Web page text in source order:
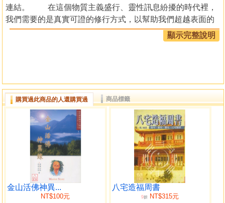
連結。 在這個物質主義盛行、靈性訊息紛擾的時代裡，
我們需要的是真實可證的修行方式，以幫助我們超越表面的
追求，活出源自生命最深處的屬靈啟悟。本書從清晰立論與
嚴謹實修的雙重角度，為你揭示： －我等一介凡夫也有
是否真的存在？我們該如何去感知祂？ －魔鬼的試煉何
時以及如何出現的？對治的方式是什麼？ 修行是生命中
最困難也最不可或缺的內在工作，任何世俗成就在永恆自性
的聖光之下皆是虛妄。人無需華麗的宗教儀式或仰賴外在權
威，只要透過每日固定且持續的內在探索，最終都能活出終
極實相的一體性。 本書特色 ★實修證悟者保羅．布倫頓
以畢生體悟，說明靈性修行如何實踐與前行。 ★堪稱所
有靈性探索者的百科全書——無論是初學者，或是在修行途
中山窮水盡之人，都能獲得啟發。 ★譯文乙太能流順
暢，用字精煉老辣，讀來振聾發聵，引發海嘯般的強烈靈性
顯示完整說明
購買過此商品的人還購買過 商品標籤
金山活佛神異...
NT$100元
八宅造福周書
9折 NT$315元